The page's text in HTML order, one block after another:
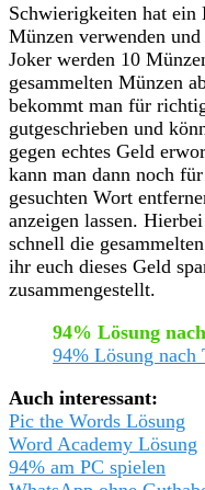
Schwierigkeiten hat ein
Münzen verwenden
Joker werden 10
gesammelten Münzen
bekommt man für
gutgeschrieben und
gegen echtes Geld
kann man dann noch
gesuchten Wort
anzeigen lassen.
schnell die
ihr euch dieses Geld
zusammengestellt.
94% Lösung
94% Lösung nach
Auch interessant:
Pic the Words Lösung
Word Academy Lösung
94% am PC spielen